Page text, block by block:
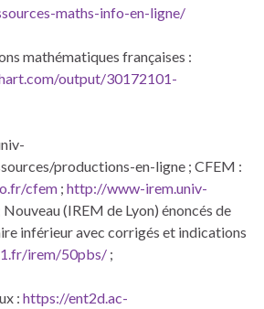
maths-info-en-ligne/
mathématiques françaises :
output/30172101-
productions-en-ligne ; CFEM :
cfem ; http://www-irem.univ-
Nouveau (IREM de Lyon) énoncés de
inférieur avec corrigés et indications
irem/50pbs/ ;
: https://ent2d.ac-